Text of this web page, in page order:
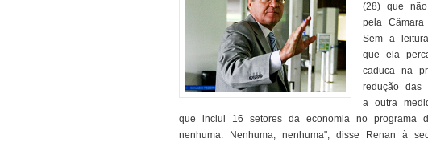
(28) que
pela
Sem a
que ela
caduca na
redução das
a outra
que inclui 16 setores da economia no programa
nenhuma. Nenhuma, nenhuma", disse Renan à